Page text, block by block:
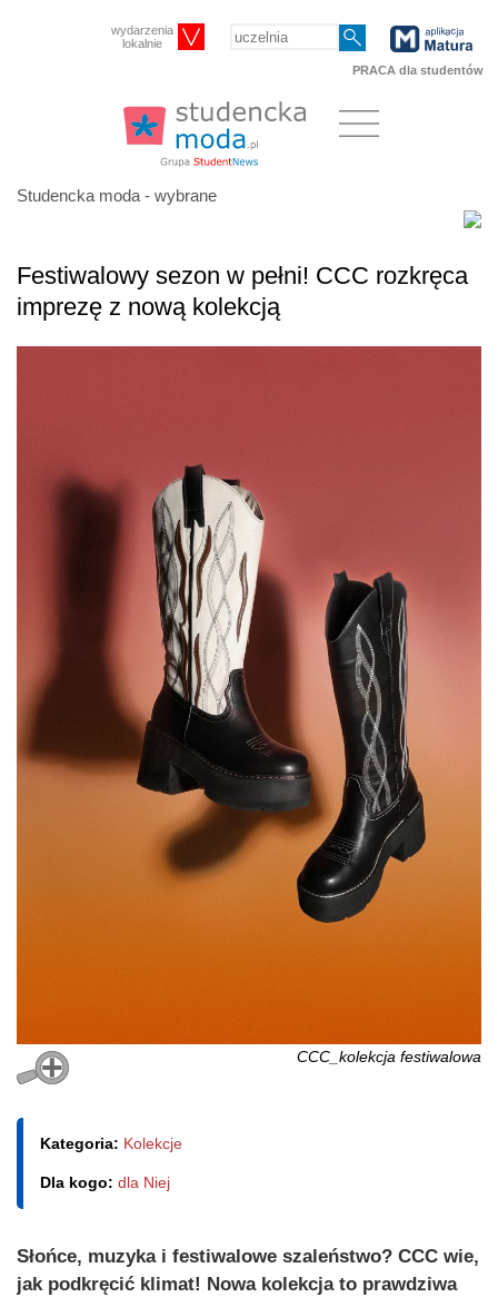
wydarzenia
lokalnie
PRACA dla studentów
Studencka moda - wybrane
Festiwalowy sezon w pełni! CCC rozkręca
imprezę z nową kolekcją
CCC_kolekcja festiwalowa
Kategoria: Kolekcje
Dla kogo: dla Niej
Słońce, muzyka i festiwalowe szaleństwo? CCC wie,
jak podkręcić klimat! Nowa kolekcja to prawdziwa